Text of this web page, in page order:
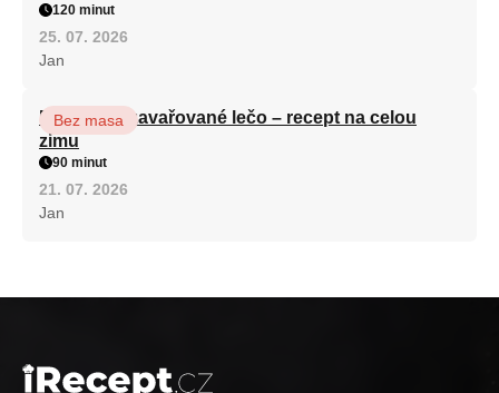
120 minut
25. 07. 2026
Jan
Babiččino zavařované lečo – recept na celou
zimu
Bez masa
90 minut
21. 07. 2026
Jan